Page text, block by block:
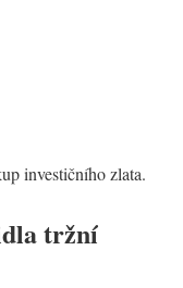
investičního zlata.
tržní